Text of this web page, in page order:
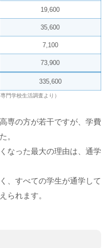
19,600
35,600
7,100
73,900
335,600
門学校生活調査より）
専の方が若干ですが、学費
。
なった最大の理由は、通学
、すべての学生が通学して
られます。